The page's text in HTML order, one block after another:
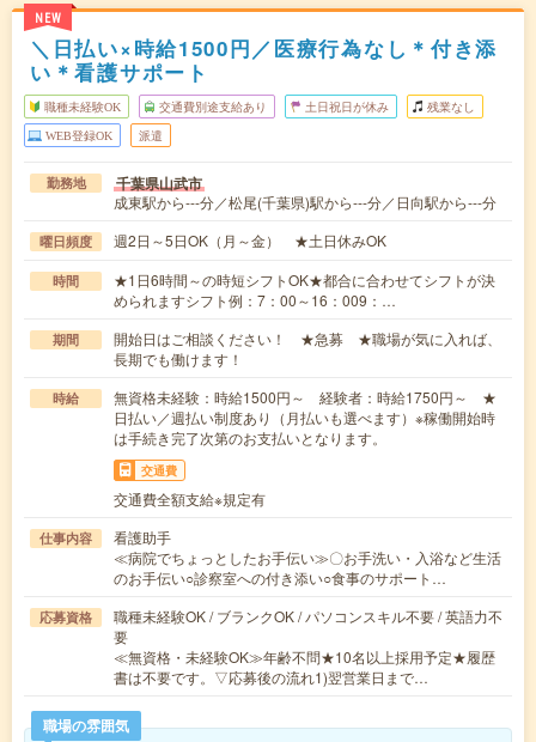
NEW
＼日払い×時給1500円／医療行為なし＊付き添
い＊看護サポート
職種未経験OK 交通費別途支給あり 土日祝日が休み 残業なし
WEB登録OK 派遣
勤務地 千葉県山武市
成東駅から---分／松尾(千葉県)駅から---分／日向駅から---分
曜日頻度 週2日～5日OK（月～金） ★土日休みOK
時間
★1日6時間～の時短シフトOK★都合に合わせてシフトが決
められますシフト例：7：00～16：009：…
期間
開始日はご相談ください！ ★急募 ★職場が気に入れば、
長期でも働けます！
時給
無資格未経験：時給1500円～ 経験者：時給1750円～ ★
日払い／週払い制度あり（月払いも選べます）※稼働開始時
は手続き完了次第のお支払いとなります。
交通費
交通費全額支給※規定有
仕事内容
看護助手
≪病院でちょっとしたお手伝い≫〇お手洗い・入浴など生活
のお手伝い○診察室への付き添い○食事のサポート…
応募資格
職種未経験OK / ブランクOK / パソコンスキル不要 / 英語力不
要
≪無資格・未経験OK≫年齢不問★10名以上採用予定★履歴
書は不要です。▽応募後の流れ1)翌営業日まで…
職場の雰囲気